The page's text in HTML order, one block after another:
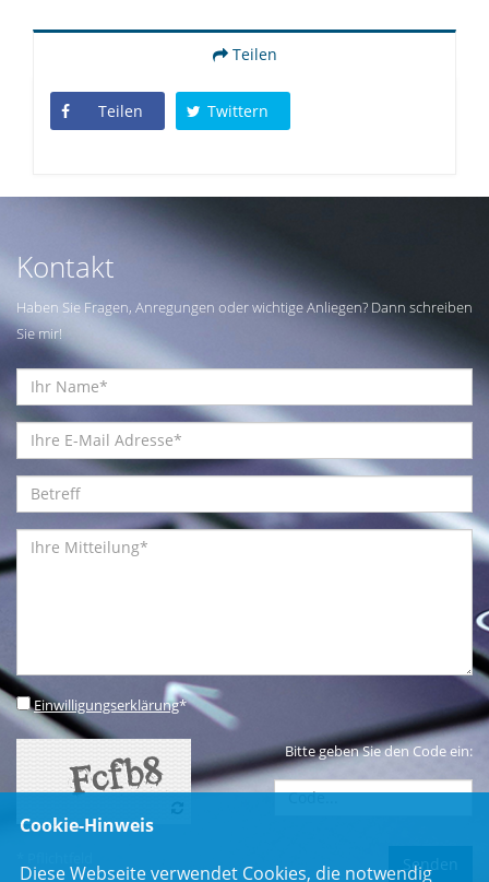
Teilen
Teilen Twittern
Kontakt
Haben Sie Fragen, Anregungen oder wichtige Anliegen? Dann schreiben
Sie mir!
Einwilligungserklärung*
Bitte geben Sie den Code ein:
Cookie-Hinweis
Diese Webseite verwendet Cookies, die notwendig